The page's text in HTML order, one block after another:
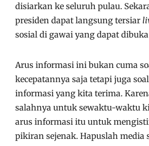
disiarkan ke seluruh pulau.
presiden dapat langsung tersiar
sosial di gawai yang dapat
Arus informasi ini bukan cuma
kecepatannya saja tetapi juga
informasi yang kita terima.
salahnya untuk sewaktu-waktu
arus informasi itu untuk
pikiran sejenak. Hapuslah media